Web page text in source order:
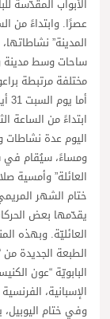
الأبواب المقدّسة
عصرًا. وابتداءً من
المدينة”
ساحات وسط مدينة
مختلفة مرتبطة
ابتداءً من الساعة
اليوم عدة نشاطات
ومساءً، سيُقام في
العائلة” وأمسية
ختام الشهر
يقدّمها بعض
الطبعة الجديدة
البابويّة “عون
الإسبانية،